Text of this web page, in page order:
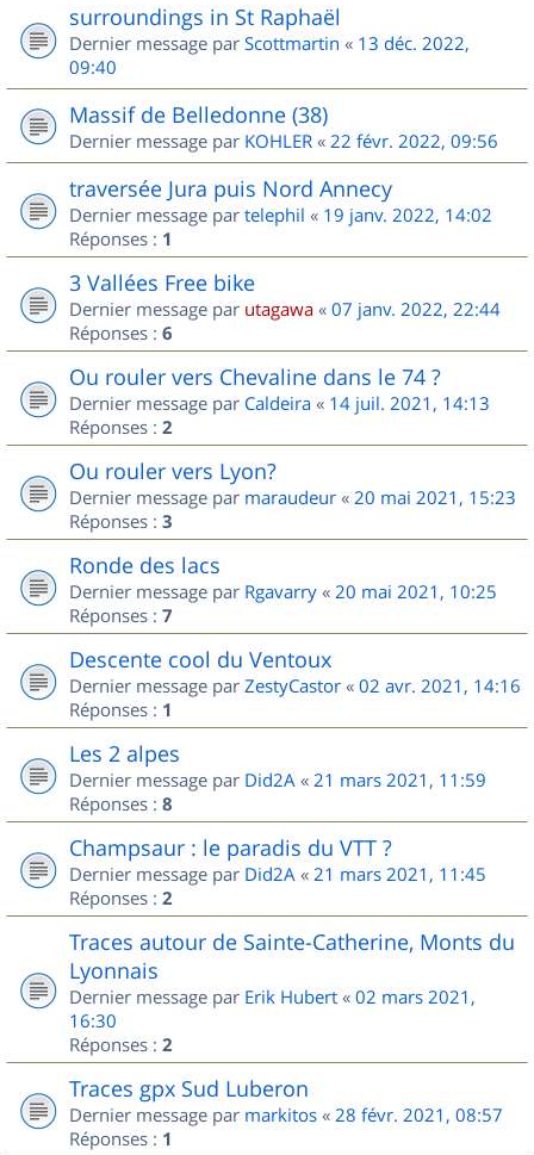
surroundings in St Raphaël
Dernier message par Scottmartin « 13 déc. 2022,
09:40
Massif de Belledonne (38)
Dernier message par KOHLER « 22 févr. 2022, 09:56
traversée Jura puis Nord Annecy
Dernier message par telephil « 19 janv. 2022, 14:02
Réponses : 1
3 Vallées Free bike
Dernier message par utagawa « 07 janv. 2022, 22:44
Réponses : 6
Ou rouler vers Chevaline dans le 74 ?
Dernier message par Caldeira « 14 juil. 2021, 14:13
Réponses : 2
Ou rouler vers Lyon?
Dernier message par maraudeur « 20 mai 2021, 15:23
Réponses : 3
Ronde des lacs
Dernier message par Rgavarry « 20 mai 2021, 10:25
Réponses : 7
Descente cool du Ventoux
Dernier message par ZestyCastor « 02 avr. 2021, 14:16
Réponses : 1
Les 2 alpes
Dernier message par Did2A « 21 mars 2021, 11:59
Réponses : 8
Champsaur : le paradis du VTT ?
Dernier message par Did2A « 21 mars 2021, 11:45
Réponses : 2
Traces autour de Sainte-Catherine, Monts du
Lyonnais
Dernier message par Erik Hubert « 02 mars 2021,
16:30
Réponses : 2
Traces gpx Sud Luberon
Dernier message par markitos « 28 févr. 2021, 08:57
Réponses : 1